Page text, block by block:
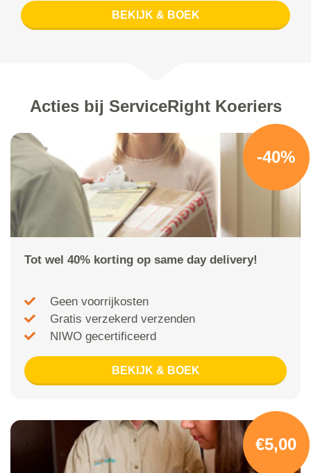
BEKIJK & BOEK
Acties bij ServiceRight Koeriers
-40%
Tot wel 40% korting op same day delivery!
Geen voorrijkosten
Gratis verzekerd verzenden
NIWO gecertificeerd
BEKIJK & BOEK
€5,00